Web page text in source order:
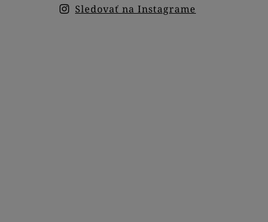
Sledovať na Instagrame